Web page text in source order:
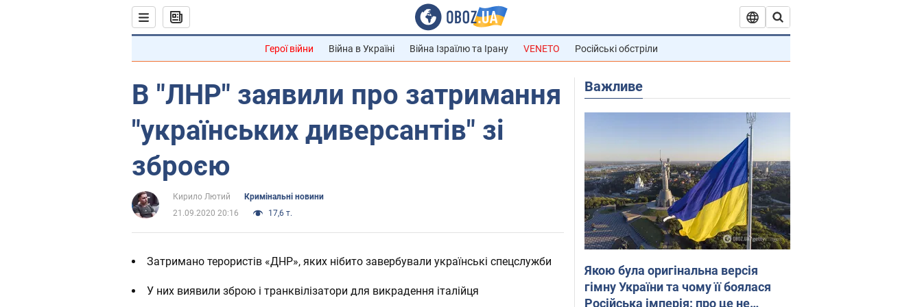
Герої війни Війна в Україні Війна Ізраїлю та Ірану VENETO Російські обстріли
В "ЛНР" заявили про затримання
"українських диверсантів" зі
зброєю
Кирило Лютий
Кримінальні новини
21.09.2020 20:16
17,6 т.
Затримано терористів «ДНР», яких нібито завербували українські спецслужби
У них виявили зброю і транквілізатори для викрадення італійця
Важливе
Якою була оригінальна версія
гімну України та чому її боялася
Російська імперія: про це не